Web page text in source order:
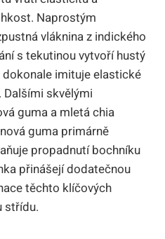
Naprostým
vláknina z indického
s tekutinou vytvoří hustý
imituje elastické
skvělými
guma a mletá chia
guma primárně
propadnutí bochníku
přinášejí dodatečnou
těchto klíčových
střídu.